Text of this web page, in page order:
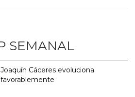
SEMANAL
Joaquín Cáceres evoluciona
favorablemente